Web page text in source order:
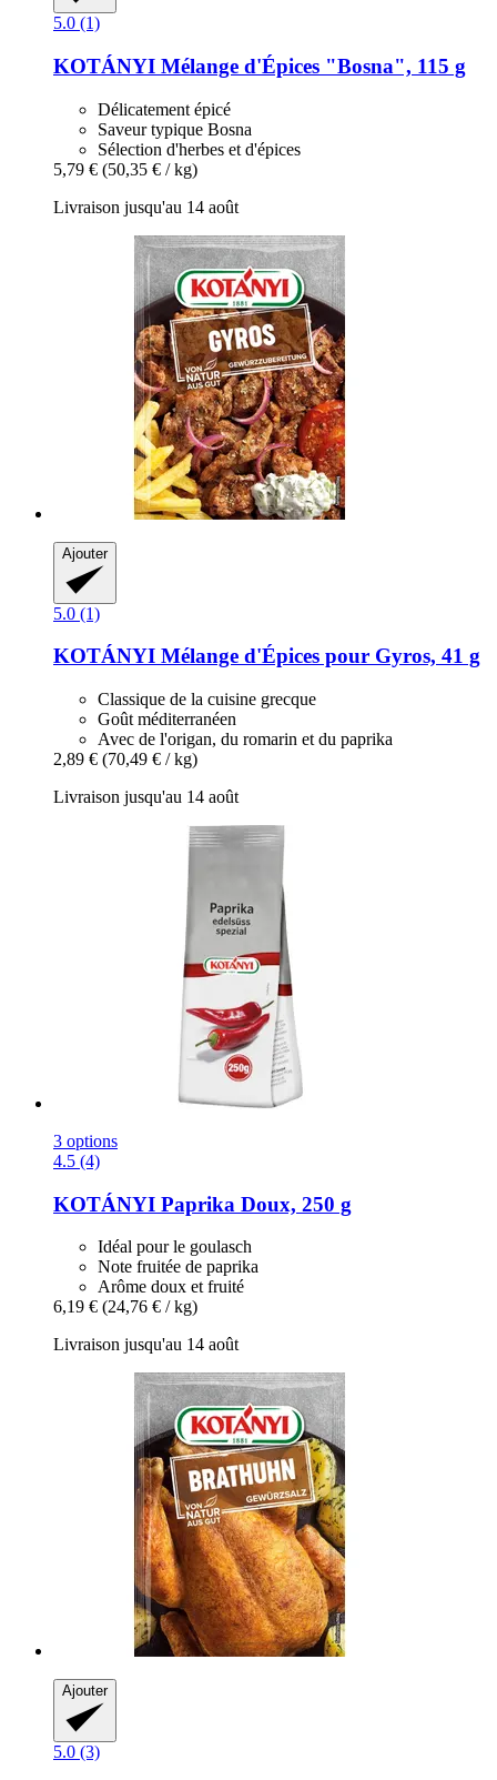
5.0 (1)
KOTÁNYI Mélange d'Épices "Bosna", 115 g
Délicatement épicé
Saveur typique Bosna
Sélection d'herbes et d'épices
5,79 € (50,35 € / kg)
Livraison jusqu'au 14 août
Ajouter
5.0 (1)
KOTÁNYI Mélange d'Épices pour Gyros, 41 g
Classique de la cuisine grecque
Goût méditerranéen
Avec de l'origan, du romarin et du paprika
2,89 € (70,49 € / kg)
Livraison jusqu'au 14 août
3 options
4.5 (4)
KOTÁNYI Paprika Doux, 250 g
Idéal pour le goulasch
Note fruitée de paprika
Arôme doux et fruité
6,19 € (24,76 € / kg)
Livraison jusqu'au 14 août
Ajouter
5.0 (3)